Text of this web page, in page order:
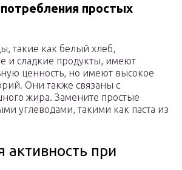
простых
такие как белый хлеб,
и сладкие продукты, имеют
ценность, но имеют высокое
Они также связаны с
жира. Замените простые
углеводами, такими как паста из
активность при